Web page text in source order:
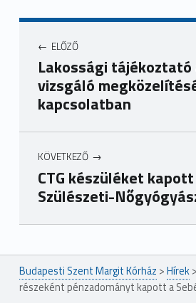
ELŐZŐ
Lakossági tájékoztató
vizsgáló
kapcsolatban
KÖVETKEZŐ
CTG készüléket
Szülészeti-
Ugrás a főmenühöz
Budapesti Szent Margit Kórház >Hírek>
részeként pénzadományt kapott a